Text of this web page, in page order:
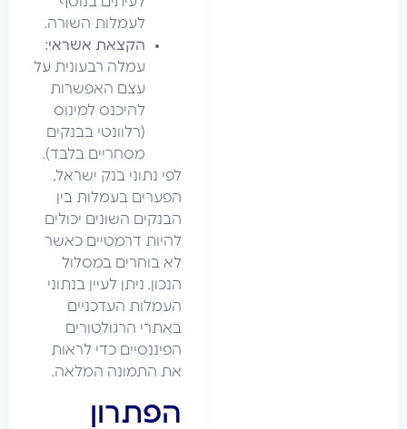
לעמלות השורה.
הקצאת אשראי:
עמלה רבעונית על
עצם האפשרות
להיכנס למינוס
(רלוונטי בבנקים
מסחריים בלבד).
לפי נתוני בנק ישראל,
הפערים בעמלות בין
הבנקים השונים יכולים
להיות דרמטיים כאשר
לא בוחרים במסלול
הנכון. ניתן לעיין בנתוני
העמלות העדכניים
באתרי הרגולטורים
הפיננסיים כדי לראות
את התמונה המלאה.
הפתרון